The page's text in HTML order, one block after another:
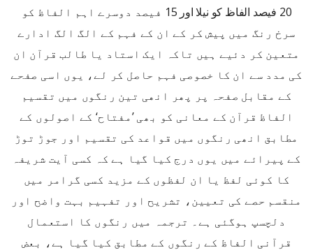
20 فیصد الفاظ کو نیلا اور 15 فیصد دوسرے اہم الفاظ کو
سرخ رنگ میں پیش کر کے ان کے فہم کے الگ الگ ادارے
متعین کر دئیے ہیں تاکہ ایک استاد یا طالب قرآن ان
کی مدد سے ان کا خصوصی فہم حاصل کر لے، یوں اسی صفحے
کے مقابل صفحہ پر پھر انھی تین رنگوں میں تقسیم
الفاظ قرآن کے معانی کو بھی ’مفتاح‘ کے اصولوں کے
مطابق انھی رنگوں میں قواعد کی تقسیم اور جوڑ توڑ
کے پیرائے میں یوں درج کیا گیا ہے کہ کسی آیت شریفہ
کا کوئی لفظ یا ان لفظوں کے مزید کسی گرامر میں
منقسم حصے کی تعیین، تشریح اور تفہیم بہت واضح اور
دلچسپ ہوگئی ہے۔ ترجمہ میں رنگوں کا استعمال
قرآنی الفاظ کے رنگوں کے مطابق کیا گیا ہے، بعض